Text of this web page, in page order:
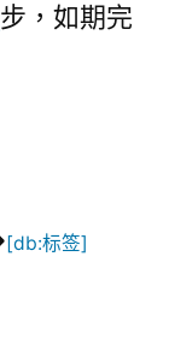
步，如期完
標
[db:标签]